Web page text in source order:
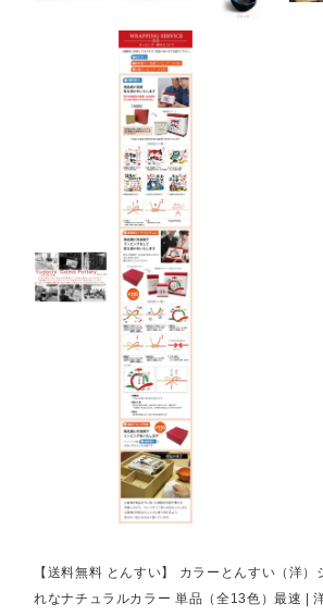
【送料無料 とんすい】 カラーとんすい（洋
れなナチュラルカラー 単品（全13色）最速 |